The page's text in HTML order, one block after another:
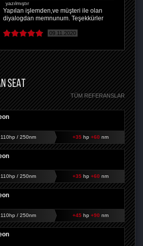
yazılmıştır
Yapılan işlemden,ve müşteri ile olan
diyalogdan memnunum. Teşekkürler
09.11.2020
SEAT
TÜM REFERANSLAR
/ 250nm +35hp +60 nm
/ 250nm +35hp +60 nm
/ 250nm +45hp +90 nm